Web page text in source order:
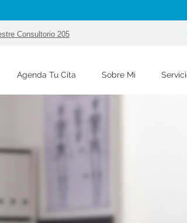
Consultorio 205
Agenda Tu Cita Sobre Mi
García
Ortopedista